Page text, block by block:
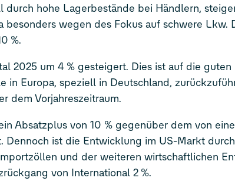
hohe Lagerbestände bei Händlern,
wegen des Fokus auf schwere Lkw.
%.
2025 um 4 % gesteigert. Dies ist auf die guten
Europa, speziell in Deutschland,
dem Vorjahreszeitraum.
Absatzplus von 10 % gegenüber dem von
Dennoch ist die Entwicklung im US-Markt
und der weiteren wirtschaftlichen
von International 2 %.